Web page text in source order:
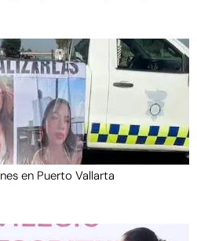
en Puerto Vallarta